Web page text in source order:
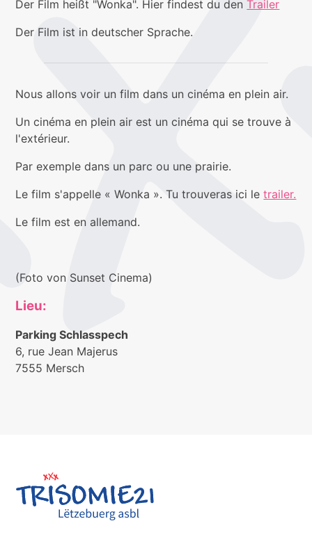
Der Film heißt "Wonka". Hier findest du denTrailer
Der Film ist in deutscher Sprache.
Nous allons voir un film dans un cinéma en plein air.
Un cinéma en plein air est un cinéma qui se trouve à
l'extérieur.
Par exemple dans un parc ou une prairie.
Le film s'appelle « Wonka ». Tu trouveras ici letrailer.
Le film est en allemand.
(Foto von Sunset Cinema)
Lieu:
Parking Schlasspech
6, rue Jean Majerus
7555 Mersch